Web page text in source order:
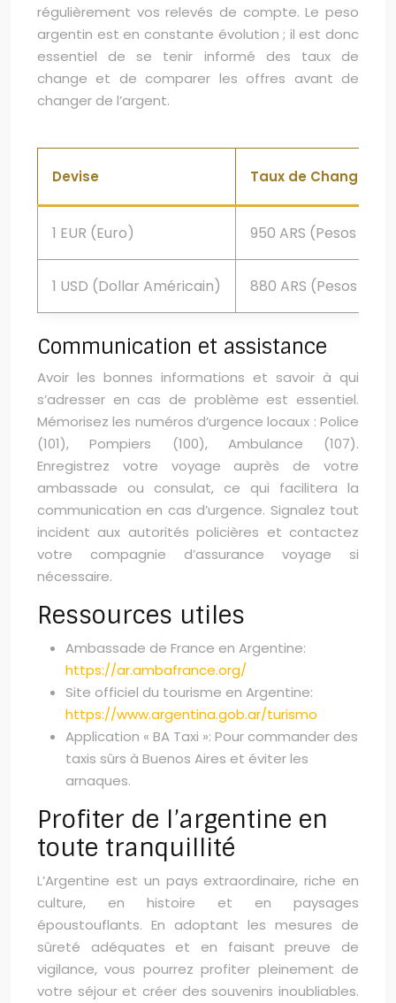
régulièrement vos relevés de compte. Le peso
argentin est en constante évolution ; il est donc
essentiel de se tenir informé des taux de
change et de comparer les offres avant de
changer de l’argent.
Devise Taux de Change
1 EUR (Euro) 950 ARS (Pesos
1 USD (Dollar Américain) 880 ARS (Pesos
Communication et assistance
Avoir les bonnes informations et savoir à qui
s’adresser en cas de problème est essentiel.
Mémorisez les numéros d’urgence locaux : Police
(101), Pompiers (100), Ambulance (107).
Enregistrez votre voyage auprès de votre
ambassade ou consulat, ce qui facilitera la
communication en cas d’urgence. Signalez tout
incident aux autorités policières et contactez
votre compagnie d’assurance voyage si
nécessaire.
Ressources utiles
Ambassade de France en Argentine:
https://ar.ambafrance.org/
Site officiel du tourisme en Argentine:
https://www.argentina.gob.ar/turismo
Application « BA Taxi »: Pour commander des
taxis sûrs à Buenos Aires et éviter les
arnaques.
Profiter de l’argentine en
toute tranquillité
L’Argentine est un pays extraordinaire, riche en
culture, en histoire et en paysages
époustouflants. En adoptant les mesures de
sûreté adéquates et en faisant preuve de
vigilance, vous pourrez profiter pleinement de
votre séjour et créer des souvenirs inoubliables.